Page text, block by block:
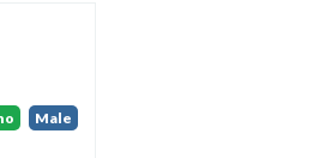
Male